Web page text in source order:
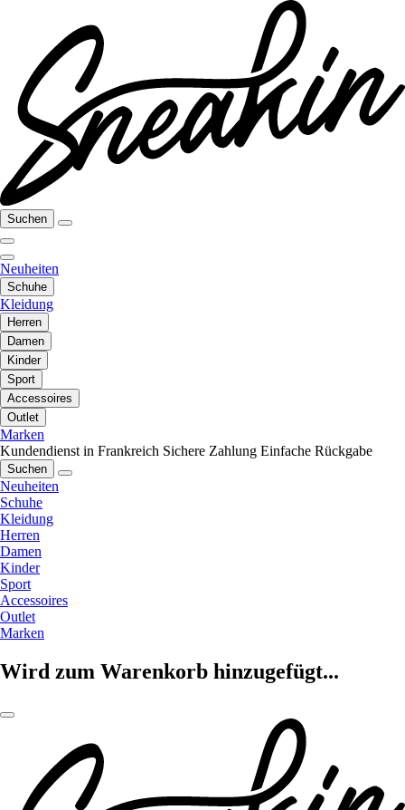
Suchen
Neuheiten
Schuhe
Kleidung
Herren
Damen
Kinder
Sport
Accessoires
Outlet
Marken
Kundendienst in Frankreich Sichere Zahlung Einfache Rückgabe
Suchen
Neuheiten
Schuhe
Kleidung
Herren
Damen
Kinder
Sport
Accessoires
Outlet
Marken
Wird zum Warenkorb hinzugefügt...